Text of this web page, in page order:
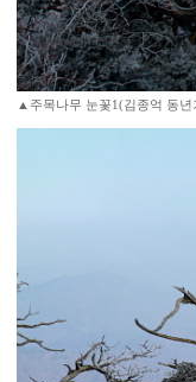
▲주목나무 눈꽃1(김종억 동년